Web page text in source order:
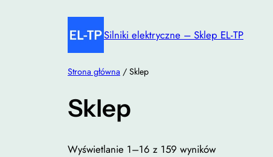
Silniki elektryczne – Sklep EL-TP
Strona główna / Sklep
Sklep
Wyświetlanie 1–16 z 159 wyników